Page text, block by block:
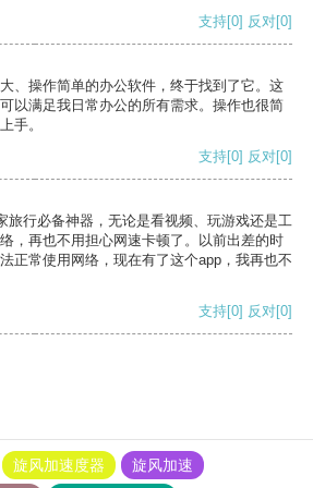
支持[0] 反对[0]
、操作简单的办公软件，终于找到了它。这
以满足我日常办公的所有需求。操作也很简
手。
支持[0] 反对[0]
旅行必备神器，无论是看视频、玩游戏还是工
，再也不用担心网速卡顿了。以前出差的时
正常使用网络，现在有了这个app，我再也不
支持[0] 反对[0]
旋风加速度器
旋风加速